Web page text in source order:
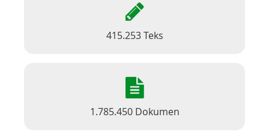
415.253 Teks
1.785.450 Dokumen